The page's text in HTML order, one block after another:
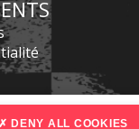
DENY ALL COOKIES